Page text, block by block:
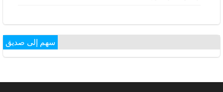
سهم إلى صديق